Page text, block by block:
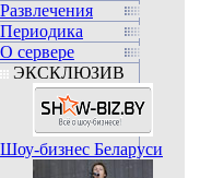
Развлечения
Периодика
О сервере
ЭКСКЛЮЗИВ
Шоу-бизнес Беларуси